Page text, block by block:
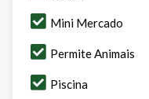
Mini Mercado
Permite Animais
Piscina